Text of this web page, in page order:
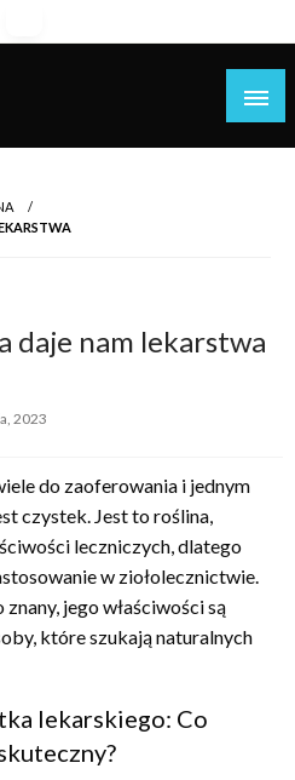
daje nam lekarstwa
2023
do zaoferowania i jednym
czystek. Jest to roślina,
leczniczych, dlatego
w ziołolecznictwie.
jego właściwości są
które szukają naturalnych
lekarskiego: Co